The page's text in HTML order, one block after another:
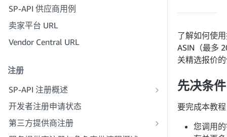
服务
SP-API 供应商用例
卖家平台 URL
Vendor Central URL
注册
SP-API 注册概述
注册为公共 SP-API 开发者
注册为私人 SP-API 开发者
开发者注册申请状态
第三方提供商注册
了解如何使
ASIN（最多
关精选报价
先决条件
要完成本教
您调用